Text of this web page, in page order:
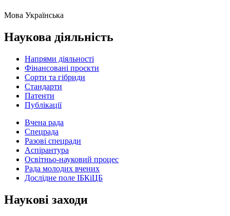
Мова Українська
Наукова діяльність
Напрями діяльності
Фінансовані проєкти
Сорти та гібриди
Стандарти
Патенти
Публікації
Вчена рада
Спецрада
Разові спецради
Аспірантура
Освітньо-науковий процес
Рада молодих вчених
Дослідне поле ІБКіЦБ
Наукові заходи